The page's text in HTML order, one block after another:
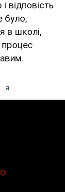
відповість
було,
в школі,